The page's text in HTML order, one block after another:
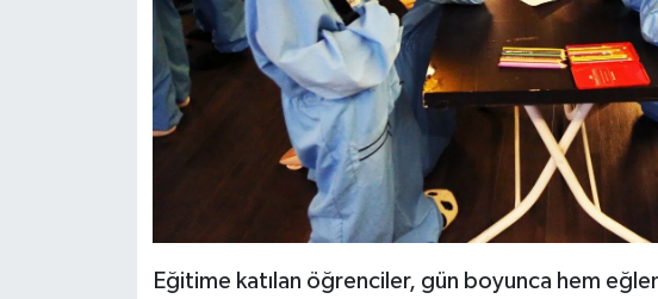
Eğitime katılan öğrenciler, gün boyunca hem